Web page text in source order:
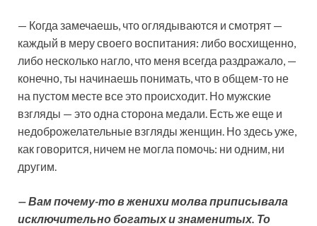
— Когда замечаешь, что оглядываются и смотрят —
каждый в меру своего воспитания: либо восхищенно,
либо несколько нагло, что меня всегда раздражало, —
конечно, ты начинаешь понимать, что в общем-то не
на пустом месте все это происходит. Но мужские
взгляды — это одна сторона медали. Есть же еще и
недоброжелательные взгляды женщин. Но здесь уже,
как говорится, ничем не могла помочь: ни одним, ни
другим.
— Вам почему-то в женихи молва приписывала
исключительно богатых и знаменитых. То